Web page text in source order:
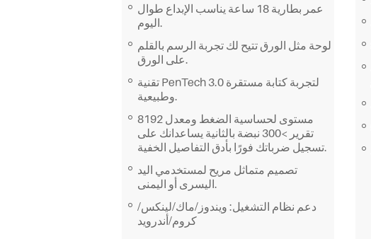
عمر بطارية 18 ساعة يناسب الإبداع طوال
اليوم.
لوحة مثل الورق تتيح لك تجربة الرسم بالقلم
على الورق.
تقنية PenTech 3.0 لتجربة كتابة مستقرة
وطبيعية.
8192 مستوى لحساسية الضغط ومعدل
تقرير >300 نبضة بالثانية يساعدانك على
تسجيل ضرباتك فورًا بأدق التفاصيل الخفية.
تصميم متماثل مريح لمستخدمي اليد
اليسرى أو اليمنى.
دعم نظام التشغيل: ويندوز/ماك/لينكس/
كروم/أندرويد